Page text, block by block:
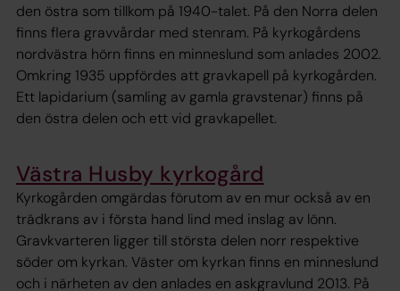
den östra som tillkom på 1940-talet. På den Norra delen
finns flera gravvårdar med stenram. På kyrkogårdens
nordvästra hörn finns en minneslund som anlades 2002.
Omkring 1935 uppfördes att gravkapell på kyrkogården.
Ett lapidarium (samling av gamla gravstenar) finns på
den östra delen och ett vid gravkapellet.
Västra Husby kyrkogård
Kyrkogården omgärdas förutom av en mur också av en
trädkrans av i första hand lind med inslag av lönn.
Gravkvarteren ligger till största delen norr respektive
söder om kyrkan. Väster om kyrkan finns en minneslund
och i närheten av den anlades en askgravlund 2013. På